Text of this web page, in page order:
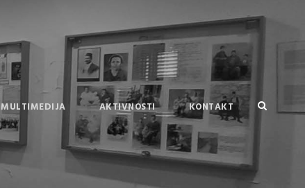
MULTIMEDIJA AKTIVNOSTI KONTAKT